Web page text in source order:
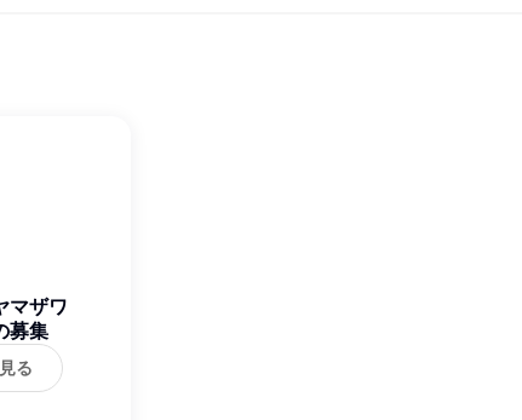
マザワ
募集
る